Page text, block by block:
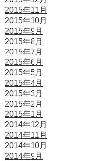
2015年11月
2015年10月
2015年9月
2015年8月
2015年7月
2015年6月
2015年5月
2015年4月
2015年3月
2015年2月
2015年1月
2014年12月
2014年11月
2014年10月
2014年9月